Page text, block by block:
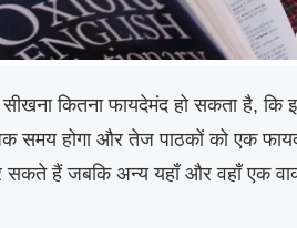
सीखना कितना फायदेमंद हो सकता है,
समय होगा और तेज पाठकों को एक
सकते हैं जबकि अन्य यहाँ और वहाँ एक